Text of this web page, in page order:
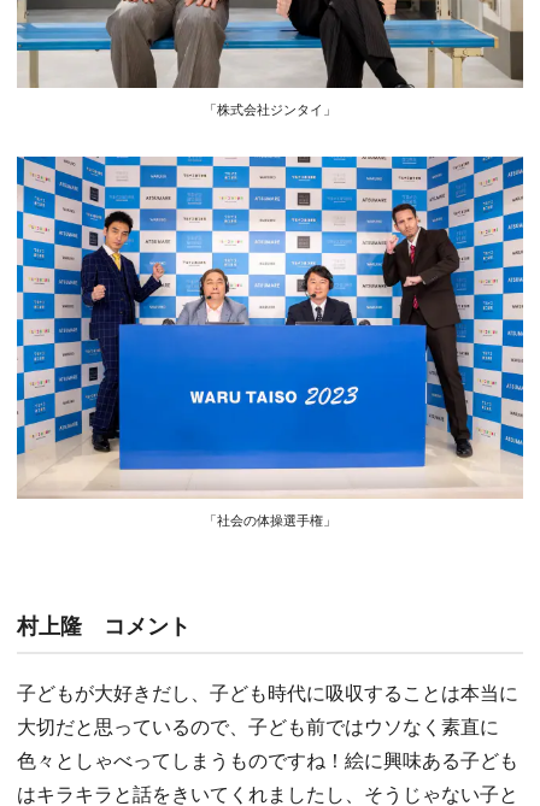
「株式会社ジンタイ」
「社会の体操選手権」
村上隆 コメント
子どもが大好きだし、子ども時代に吸収することは本当に
大切だと思っているので、子ども前ではウソなく素直に
色々としゃべってしまうものですね！絵に興味ある子ども
はキラキラと話をきいてくれましたし、そうじゃない子と